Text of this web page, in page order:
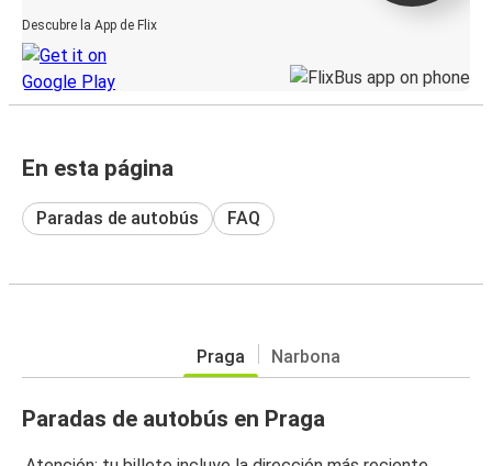
Descubre la App de Flix
En esta página
Paradas de autobús FAQ
Praga Narbona
Paradas de autobús en Praga